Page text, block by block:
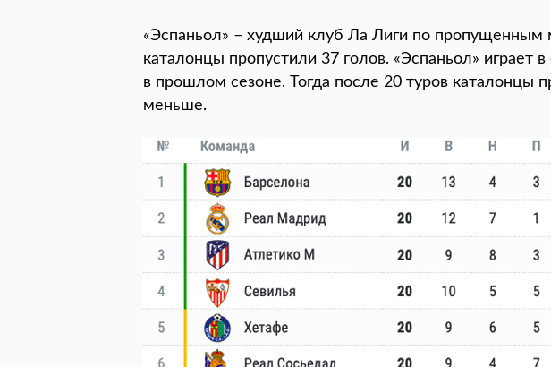
«Эспаньол» – худший клуб Ла Лиги по пропущенным
каталонцы пропустили 37 голов. «Эспаньол» играет
в прошлом сезоне. Тогда после 20 туров каталонцы
меньше.